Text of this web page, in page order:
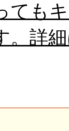
ても
。詳